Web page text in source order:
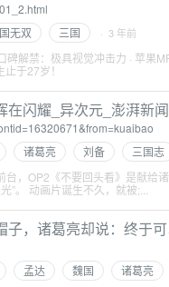
无双 三国 · 3 年前
解禁：极具视觉冲击力 · 苹果
于27岁！
在闪耀_异次元_澎湃新
诸葛亮 刘备
三国志
台，OP2《不要回头看》是献给
。 动画片诞生不久，就被;...
，诸葛亮却说：终于
孟达 魏国 诸葛亮